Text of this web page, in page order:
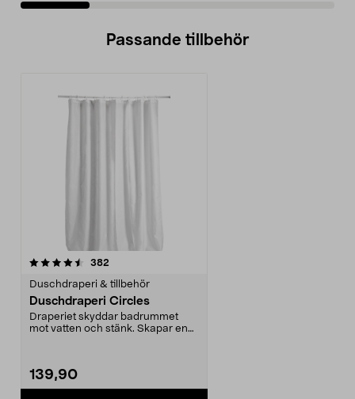
Passande tillbehör
382
Duschdraperi & tillbehör
Duschdraperi Circles
Draperiet skyddar badrummet
mot vatten och stänk. Skapar en
139,90